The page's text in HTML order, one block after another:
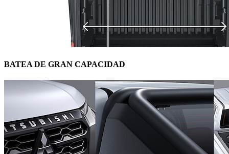
BATEA DE GRAN CAPACIDAD